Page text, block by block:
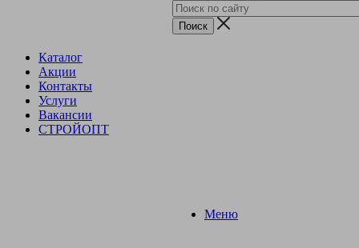
Каталог
Акции
Контакты
Услуги
Вакансии
СТРОЙОПТ
Меню